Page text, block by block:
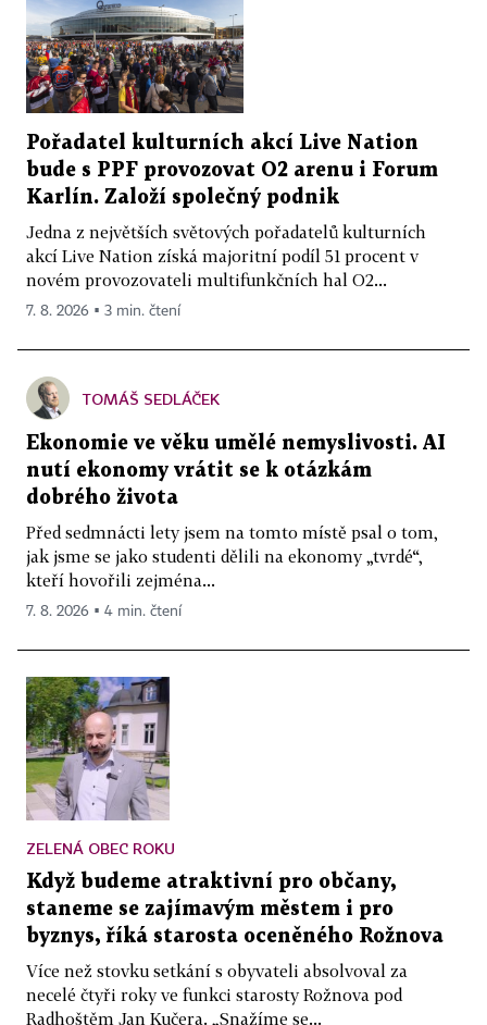
Pořadatel kulturních akcí Live Nation
bude s PPF provozovat O2 arenu i Forum
Karlín. Založí společný podnik
Jedna z největších světových pořadatelů kulturních
akcí Live Nation získá majoritní podíl 51 procent v
novém provozovateli multifunkčních hal O2...
7. 8. 2026 ▪ 3 min. čtení
TOMÁŠ SEDLÁČEK
Ekonomie ve věku umělé nemyslivosti. AI
nutí ekonomy vrátit se k otázkám
dobrého života
Před sedmnácti lety jsem na tomto místě psal o tom,
jak jsme se jako studenti dělili na ekonomy „tvrdé“,
kteří hovořili zejména...
7. 8. 2026 ▪ 4 min. čtení
ZELENÁ OBEC ROKU
Když budeme atraktivní pro občany,
staneme se zajímavým městem i pro
byznys, říká starosta oceněného Rožnova
Více než stovku setkání s obyvateli absolvoval za
necelé čtyři roky ve funkci starosty Rožnova pod
Radhoštěm Jan Kučera. „Snažíme se...